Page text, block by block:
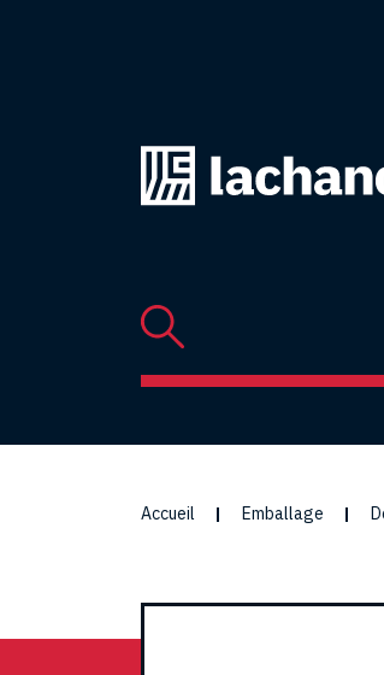
Retourner
à
l'accueil
Accueil Emballage